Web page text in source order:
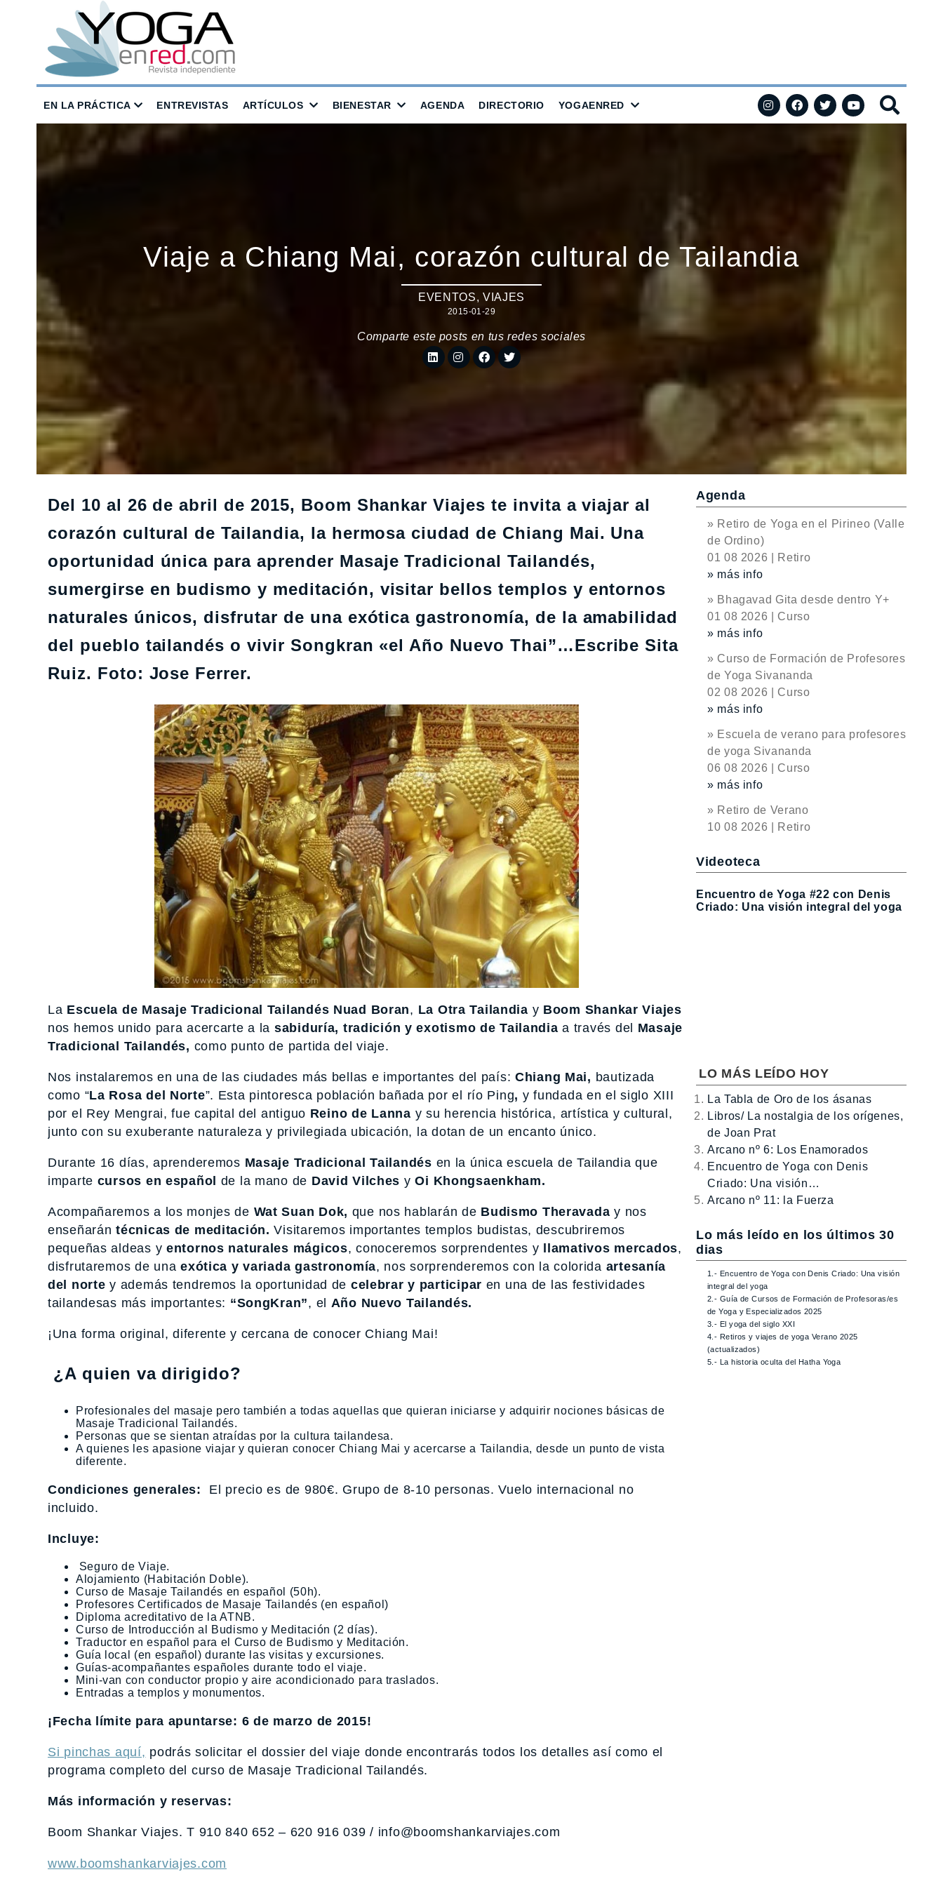
EN LA PRÁCTICA ENTREVISTAS ARTÍCULOS BIENESTAR AGENDA DIRECTORIO YOGAENRED
Viaje a Chiang Mai, corazón cultural de Tailandia
EVENTOS, VIAJES
2015-01-29
Comparte este posts en tus redes sociales
Del 10 al 26 de abril de 2015, Boom Shankar Viajes te invita a viajar al
corazón cultural de Tailandia, la hermosa ciudad de Chiang Mai. Una
oportunidad única para aprender Masaje Tradicional Tailandés,
sumergirse en budismo y meditación, visitar bellos templos y entornos
naturales únicos, disfrutar de una exótica gastronomía, de la amabilidad
del pueblo tailandés o vivir Songkran «el Año Nuevo Thai”…Escribe Sita
Ruiz. Foto: Jose Ferrer.
La Escuela de Masaje Tradicional Tailandés Nuad Boran, La Otra Tailandia y Boom Shankar Viajes
nos hemos unido para acercarte a la sabiduría, tradición y exotismo de Tailandiaa través del Masaje
Tradicional Tailandés, como punto de partida del viaje.
Nos instalaremos en una de las ciudades más bellas e importantes del país: Chiang Mai, bautizada
como “La Rosa del Norte”. Esta pintoresca población bañada por el río Ping, y fundada en el siglo XIII
por el Rey Mengrai, fue capital del antiguo Reino de Lanna y su herencia histórica, artística y cultural,
junto con su exuberante naturaleza y privilegiada ubicación, la dotan de un encanto único.
Durante 16 días, aprenderemos Masaje Tradicional Tailandés en la única escuela de Tailandia que
imparte cursos en español de la mano de David Vilches yOi Khongsaenkham.
Acompañaremos a los monjes de Wat Suan Dok, que nos hablarán de Budismo Theravada y nos
enseñarántécnicas de meditación.Visitaremos importantes templos budistas, descubriremos
pequeñas aldeas y entornos naturales mágicos, conoceremos sorprendentes y llamativos mercados,
disfrutaremos de unaexótica y variada gastronomía, nos sorprenderemos con la colorida artesanía
del nortey además tendremos la oportunidad de celebrar y participar en una de las festividades
tailandesas más importantes: “SongKran”, el Año Nuevo Tailandés.
¡Una forma original, diferente y cercana de conocer Chiang Mai!
¿A quien va dirigido?
Profesionales del masaje pero también a todas aquellas que quieran iniciarse y adquirir nociones básicas de
Masaje Tradicional Tailandés.
Personas que se sientan atraídas por la cultura tailandesa.
A quienes les apasione viajar y quieran conocer Chiang Mai y acercarse a Tailandia, desde un punto de vista
diferente.
Condiciones generales: El precio es de 980€. Grupo de 8-10 personas. Vuelo internacional no
incluido.
Incluye:
Seguro de Viaje.
Alojamiento (Habitación Doble).
Curso de Masaje Tailandés en español (50h).
Profesores Certificados de Masaje Tailandés (en español)
Diploma acreditativo de la ATNB.
Curso de Introducción al Budismo y Meditación (2 días).
Traductor en español para el Curso de Budismo y Meditación.
Guía local (en español) durante las visitas y excursiones.
Guías-acompañantes españoles durante todo el viaje.
Mini-van con conductor propio y aire acondicionado para traslados.
Entradas a templos y monumentos.
¡Fecha límite para apuntarse: 6 de marzo de 2015!
Si pinchas aquí, podrás solicitar el dossier del viaje donde encontrarás todos los detalles así como el
programa completo del curso de Masaje Tradicional Tailandés.
Más información y reservas:
Boom Shankar Viajes. T 910 840 652 – 620 916 039 / info@boomshankarviajes.com
www.boomshankarviajes.com
Agenda
» Retiro de Yoga en el Pirineo (Valle
de Ordino)
01 08 2026 | Retiro
» más info
» Bhagavad Gita desde dentro Y+
01 08 2026 | Curso
» más info
» Curso de Formación de Profesores
de Yoga Sivananda
02 08 2026 | Curso
» más info
» Escuela de verano para profesores
de yoga Sivananda
06 08 2026 | Curso
» más info
» Retiro de Verano
10 08 2026 | Retiro
Videoteca
Encuentro de Yoga #22 con Denis
Criado: Una visión integral del yoga
LO MÁS LEÍDO HOY
La Tabla de Oro de los ásanas
Libros/ La nostalgia de los orígenes,
de Joan Prat
Arcano nº 6: Los Enamorados
Encuentro de Yoga con Denis
Criado: Una visión…
Arcano nº 11: la Fuerza
Lo más leído en los últimos 30
dias
1.- Encuentro de Yoga con Denis Criado: Una visión
integral del yoga
2.- Guía de Cursos de Formación de Profesoras/es
de Yoga y Especializados 2025
3.- El yoga del siglo XXI
4.- Retiros y viajes de yoga Verano 2025
(actualizados)
5.- La historia oculta del Hatha Yoga